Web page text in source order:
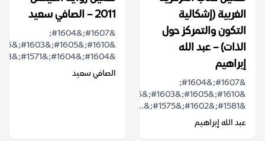
الغربية (إشكالية
التكون والتمركز حول
الذات) – عبد الله
إبراهيم
&#1607;&#1604;
&#1581;&#1602;&#1575;&...
عبد الله إبراهيم
2011 – الصافي سعيد
&#1607;&#1604;
&#1604;&#1604;&#1571;&#1583;&#1576;...
الصافي سعيد